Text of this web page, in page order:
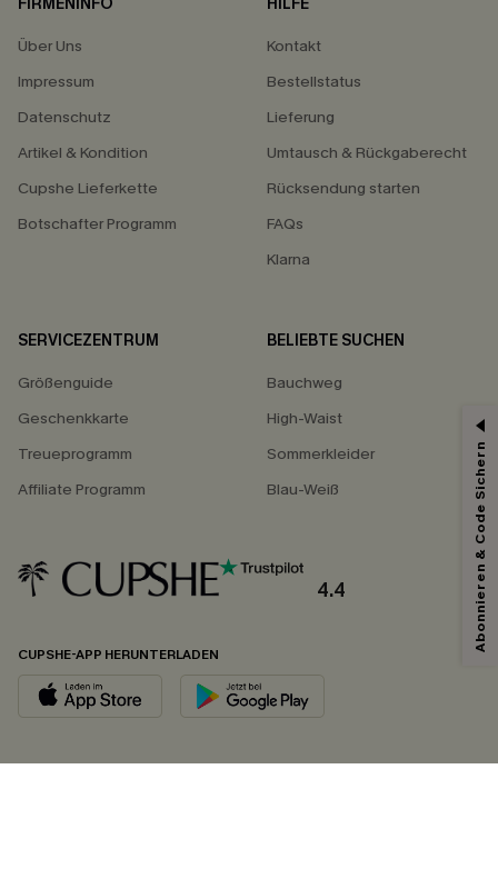
Über Uns
Impressum
Datenschutz
Artikel & Kondition
Cupshe Lieferkette
Botschafter Programm
Kontakt
Bestellstatus
Lieferung
Umtausch & Rückgaberecht
Rücksendung starten
FAQs
Klarna
SERVICEZENTRUM
Größenguide
Geschenkkarte
Treueprogramm
Affiliate Programm
BELIEBTE SUCHEN
Bauchweg
High-Waist
Sommerkleider
Blau-Weiß
4.4
CUPSHE-APP HERUNTERLADEN
Abonnieren & Code Sichern